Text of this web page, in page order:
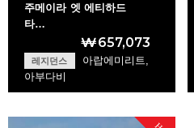
주메이라 엣 에티하드
타…
₩657,073
레지던스
아랍에미리트,
아부다비